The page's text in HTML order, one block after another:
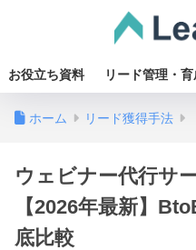
お役立ち資料 リード管理・育
ホーム リード獲得手法
ウェビナー代行サ
【2026年最新】
底比較